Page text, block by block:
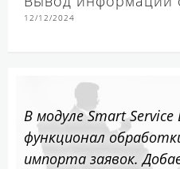
12/12/2024
В модуле Smart
функционал
импорта заявок.